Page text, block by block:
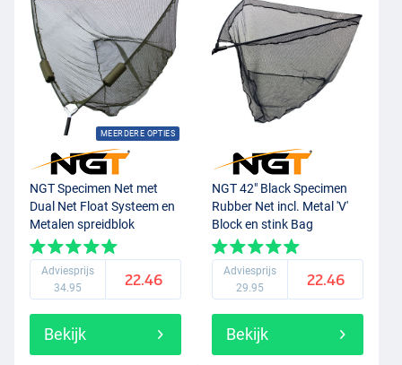
MEERDERE OPTIES
NGT Specimen Net met
Dual Net Float Systeem en
Metalen spreidblok
Adviesprijs
34.95
22.46
Bekijk
NGT 42" Black Specimen
Rubber Net incl. Metal 'V'
Block en stink Bag
Adviesprijs
29.95
22.46
Bekijk